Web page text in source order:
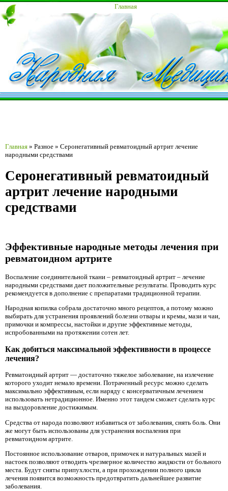
Главная
Главная » Разное » Серонегативный ревматоидный артрит лечение
народными средствами
Серонегативный ревматоидный
артрит лечение народными
средствами
Эффективные народные методы лечения при
ревматоидном артрите
Воспаление соединительной ткани – ревматоидный артрит – лечение
народными средствами дает положительные результаты. Проводить курс
рекомендуется в дополнение с препаратами традиционной терапии.
Народная копилка собрала достаточно много рецептов, а потому можно
выбирать для устранения проявлений болезни отвары и кремы, мази и чаи,
примочки и компрессы, настойки и другие эффективные методы,
испробованными на протяжении сотен лет.
Как добиться максимальной эффективности в процессе
лечения?
Ревматоидный артрит — достаточно тяжелое заболевание, на излечение
которого уходит немало времени. Потраченный ресурс можно сделать
максимально эффективным, если наряду с консерватичным лечением
использовать нетрадиционное. Именно этот тандем сможет сделать курс
на выздоровление достижимым.
Средства от народа позволяют избавиться от заболевания, снять боль. Они
же могут быть использованы для устранения воспаления при
ревматоидном артрите.
Постоянное использование отваров, примочек и натуральных мазей и
настоек позволяют отводить чрезмерное количество жидкости от больного
места. Будут сняты припухлости, а при прохождении полного цикла
лечения появится возможность предотвратить дальнейшее развитие
заболевания.